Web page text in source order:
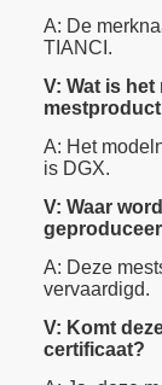
A: De
TIANCI.
V: Wat is
A: Het
is DGX.
V: Waar
A: Deze
vervaardigd.
V: Komt
certificaat?